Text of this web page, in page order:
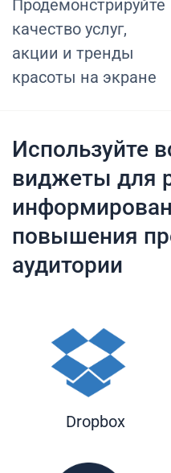
Продемонстрируйте
качество услуг,
акции и тренды
красоты на экране
Используйте
виджеты для
повышения
аудитории
Dropbox